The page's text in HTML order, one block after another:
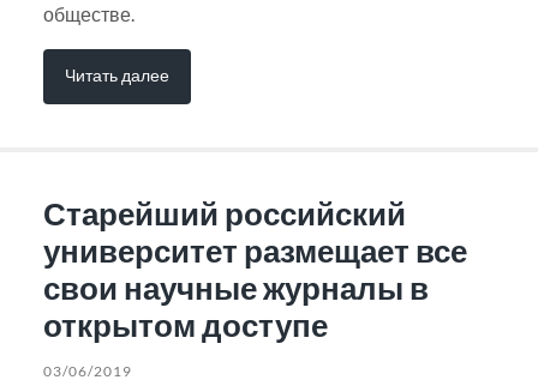
обществе.
Читать далее
Старейший российский
университет размещает все
свои научные журналы в
открытом доступе
03/06/2019